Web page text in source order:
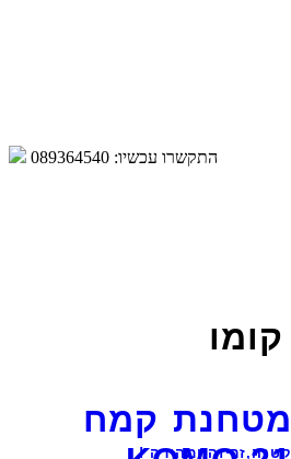
התקשרו עכשיו: 089364540
מטחנת קמח
קטנה,זריזה ומהירה !